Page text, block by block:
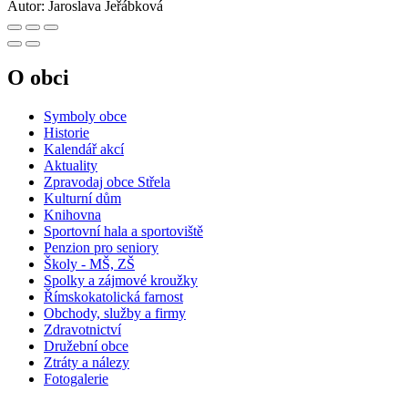
Autor: Jaroslava Jeřábková
O obci
Symboly obce
Historie
Kalendář akcí
Aktuality
Zpravodaj obce Střela
Kulturní dům
Knihovna
Sportovní hala a sportoviště
Penzion pro seniory
Školy - MŠ, ZŠ
Spolky a zájmové kroužky
Římskokatolická farnost
Obchody, služby a firmy
Zdravotnictví
Družební obce
Ztráty a nálezy
Fotogalerie